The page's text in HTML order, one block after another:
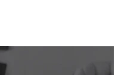
21 Grande Rue